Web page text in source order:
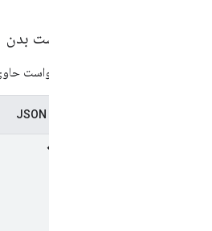
درخواست بدن
بدنه درخواست